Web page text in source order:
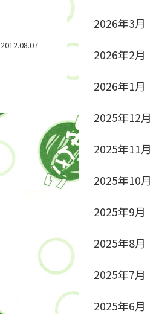
2012.08.07
2026年3月
2026年2月
2026年1月
2025年12月
2025年11月
2025年10月
2025年9月
2025年8月
2025年7月
2025年6月